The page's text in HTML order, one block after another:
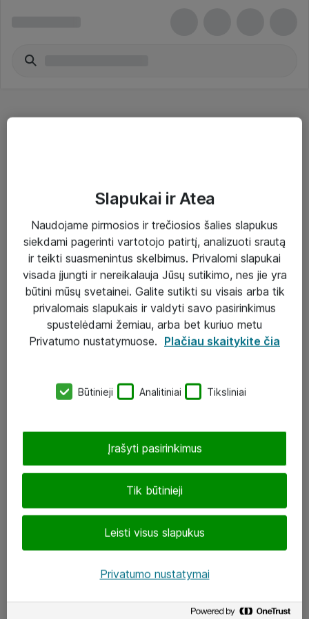
Sprendimai ir paslaugos
Paslaugos
Sprendimai
Įgyvendinti projektai
Atea ekspertų patarimai verslui
UAB „ATEA“
J. Rutkausko g. 6, Vilnius
Atea kontaktai
Aplankykite mus
Slapukai ir Atea
Naudojame pirmosios ir trečiosios šalies slapukus
siekdami pagerinti vartotojo patirtį, analizuoti srautą
ir teikti suasmenintus skelbimus. Privalomi slapukai
visada įjungti ir nereikalauja Jūsų sutikimo, nes jie yra
būtini mūsų svetainei. Galite sutikti su visais arba tik
privalomais slapukais ir valdyti savo pasirinkimus
spustelėdami žemiau, arba bet kuriuo metu
Privatumo nustatymuose. Plačiau skaitykite čia
Būtinieji Analitiniai Tiksliniai
Tik būtinieji
Leisti visus slapukus
Įrašyti pasirinkimus
Privatumo nustatymai